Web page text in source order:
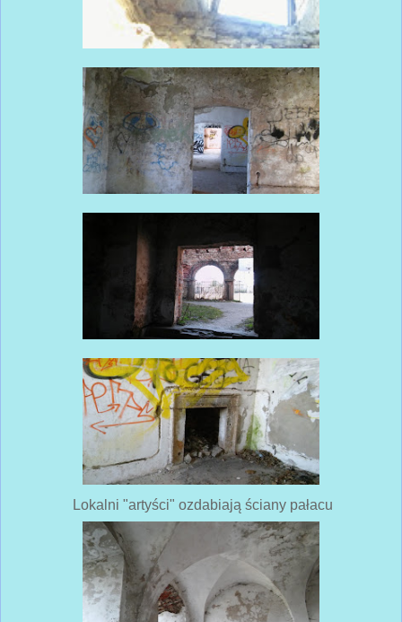
Lokalni "artyści" ozdabiają ściany pałacu